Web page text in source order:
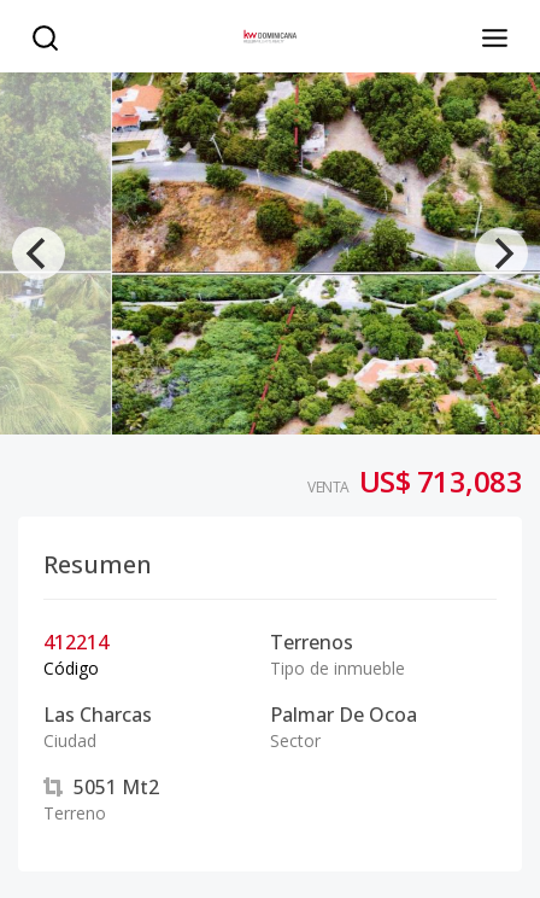
VENTA US$ 713,083
Resumen
412214
Código
Terrenos
Tipo de inmueble
Las Charcas
Ciudad
Palmar De Ocoa
Sector
5051 Mt2
Terreno